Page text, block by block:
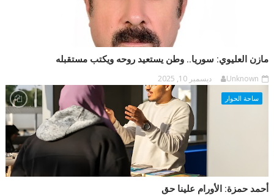
مازن العليوي: سوريا.. وطن يستعيد روحه ويكتب مستقبله
Unknown ديسمبر 10, 2025
ساحة الحوار
أحمد حمزة: الأورام علينا حق